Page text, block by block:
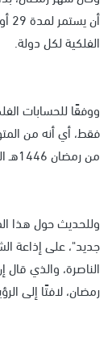
الفلكية لكل دولة.
من رمضان 1446هـ الموافق 29 مارس 2025.
وللحديث حول هذا
جديد"، على إذاعة
الناصرة، والذي
رمضان، لافتًا إلى